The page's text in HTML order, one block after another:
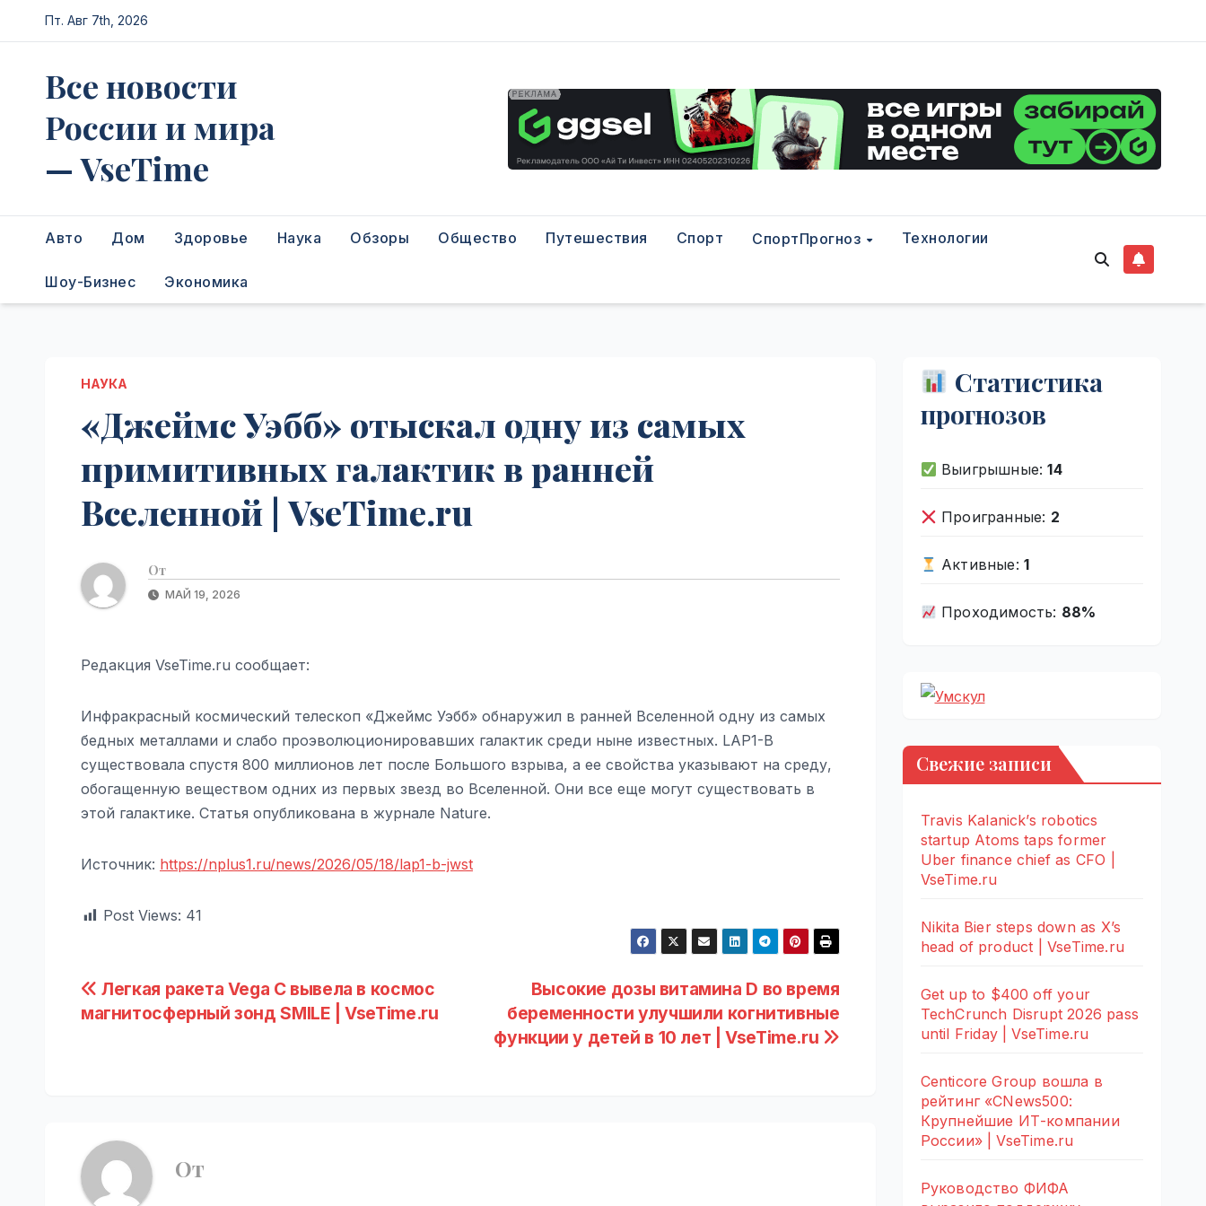
Перейти
к
Пт. Авг 7th, 2026
Все новости
России и мира
— VseTime
Авто Дом Здоровье Наука Обзоры Общество Путешествия Спорт СпортПрогноз Технологии
Шоу-Бизнес Экономика
НАУКА
«Джеймс Уэбб» отыскал одну из самых
примитивных галактик в ранней
Вселенной | VseTime.ru
От
МАЙ 19, 2026
Редакция VseTime.ru сообщает:
Инфракрасный космический телескоп «Джеймс Уэбб» обнаружил в ранней Вселенной одну из самых
бедных металлами и слабо проэволюционировавших галактик среди ныне известных. LAP1-B
существовала спустя 800 миллионов лет после Большого взрыва, а ее свойства указывают на среду,
обогащенную веществом одних из первых звезд во Вселенной. Они все еще могут существовать в
этой галактике. Статья опубликована в журнале Nature.
Источник: https://nplus1.ru/news/2026/05/18/lap1-b-jwst
Post Views: 41
Навигация
по
Высокие дозы витамина D во время
беременности улучшили когнитивные
функции у детей в 10 лет | VseTime.ru
Легкая ракета Vega C вывела в космос
магнитосферный зонд SMILE | VseTime.ru
От
Статистика
прогнозов
Выигрышные:14
Проигранные: 2
Активные: 1
Проходимость: 88%
Свежие записи
Travis Kalanick’s robotics
startup Atoms taps former
Uber finance chief as CFO |
VseTime.ru
Nikita Bier steps down as X’s
head of product | VseTime.ru
Get up to $400 off your
TechCrunch Disrupt 2026 pass
until Friday | VseTime.ru
Centicore Group вошла в
рейтинг «CNews500:
Крупнейшие ИТ-компании
России» | VseTime.ru
Руководство ФИФА